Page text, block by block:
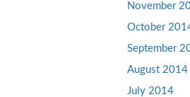
November
October
September
August 2014
July 2014